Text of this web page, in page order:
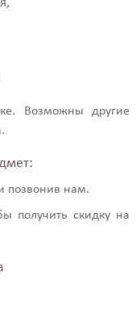
Возможны другие
позвонив нам.
получить скидку на